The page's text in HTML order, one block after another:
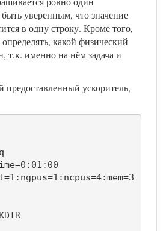
уверенным, что значение
в одну строку. Кроме того,
какой физический
т.к. именно на нём задача и
ускоритель,